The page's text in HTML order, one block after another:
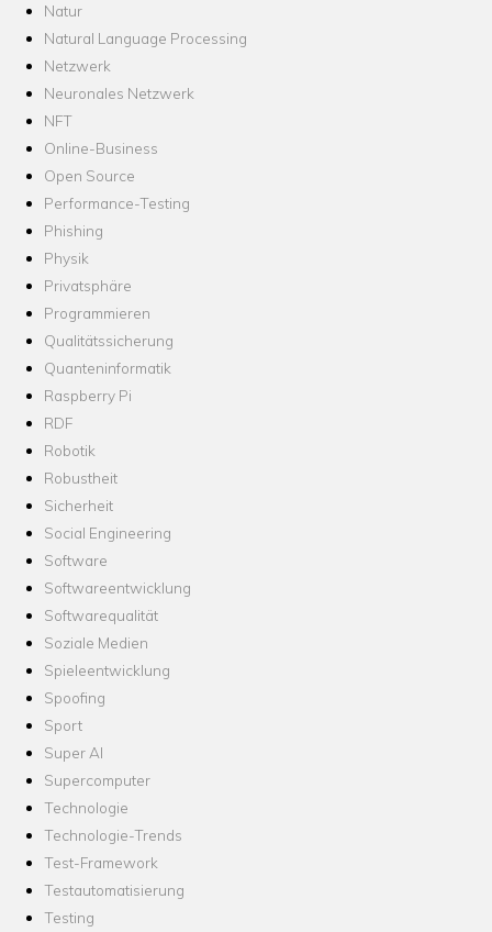
Natur
Natural Language Processing
Netzwerk
Neuronales Netzwerk
NFT
Online-Business
Open Source
Performance-Testing
Phishing
Physik
Privatsphäre
Programmieren
Qualitätssicherung
Quanteninformatik
Raspberry Pi
RDF
Robotik
Robustheit
Sicherheit
Social Engineering
Software
Softwareentwicklung
Softwarequalität
Soziale Medien
Spieleentwicklung
Spoofing
Sport
Super AI
Supercomputer
Technologie
Technologie-Trends
Test-Framework
Testautomatisierung
Testing